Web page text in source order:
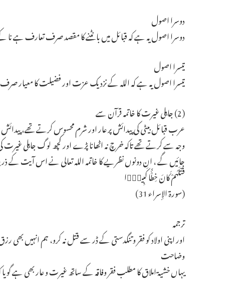
دوسرا اصول
دوسرا اصول یہ ہے کہ قبائل میں بانٹنے کا مقصد صرف تعارف ہے نا کے
تیسرا اصول
تیسرا اصول یہ ہے کہ اللہ کے نزدیک عزت اور فضیلت کا معیار
(2) جاہلی غیرت کا خاتمہ قرآن سے
عرب قبائل بیٹی کی پیدائش پر عار اور شرم محسوس کرتے تھے،
وجہ سے کرتے تھے تاکہ خرچ نہ اٹھانا پڑے اور کچھ لوگ جاہلی
جائیں گے ، ان دونوں نظریے کا خاتمہ اللہ تعالی نے اس آیت کے
قَتْلَهُمْ كَانَ خِطْـًٔا كَبِيرًۭا
(سورۃ الإسراء 31)
ترجمہ
اور اپنی اولاد کو فقر و تنگدستی کے ڈر سے قتل نہ کرو، ہم انہیں
وضاحت
یہاں خشية املاق کا مطلب فقر وفاقہ کے ساتھ غیرت و عار بھی ہے